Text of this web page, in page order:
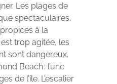
Les plages de
spectaculaires,
à la
trop agitée, les
sont dangereux.
Beach : l’une
de l’île. L’escalier